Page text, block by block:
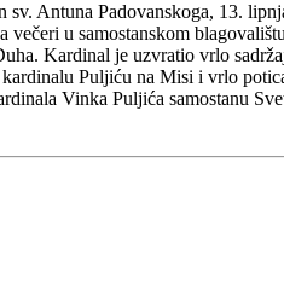
Antuna Padovanskoga, 13.
u samostanskom
Kardinal je uzvratio vrlo
kardinalu Puljiću na Misi i vrlo
Vinka Puljića samostanu